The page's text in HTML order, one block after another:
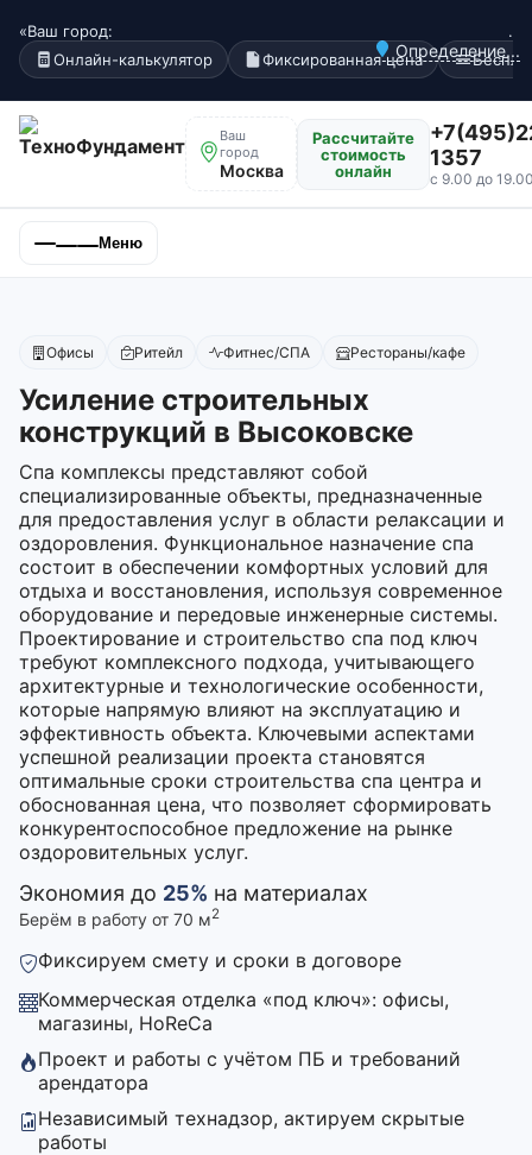
«Ваш город:
Определение...
.
Онлайн-калькулятор
Фиксированная цена
Ваш
город
Москва
Рассчитайте
стоимость
онлайн
1357
с 9.00 до
Меню
Офисы Ритейл Фитнес/СПА Рестораны/кафе
Усиление строительных
конструкций в Высоковске
Спа комплексы представляют собой
специализированные объекты, предназначенные
для предоставления услуг в области релаксации и
оздоровления. Функциональное назначение спа
состоит в обеспечении комфортных условий для
отдыха и восстановления, используя современное
оборудование и передовые инженерные системы.
Проектирование и строительство спа под ключ
требуют комплексного подхода, учитывающего
архитектурные и технологические особенности,
которые напрямую влияют на эксплуатацию и
эффективность объекта. Ключевыми аспектами
успешной реализации проекта становятся
оптимальные сроки строительства спа центра и
обоснованная цена, что позволяет сформировать
конкурентоспособное предложение на рынке
оздоровительных услуг.
Экономия до 25% на материалах
Берём в работу от 70 м2
Фиксируем смету и сроки в договоре
Коммерческая отделка «под ключ»: офисы,
магазины, HoReCa
Проект и работы с учётом ПБ и требований
арендатора
Независимый технадзор, актируем скрытые
работы